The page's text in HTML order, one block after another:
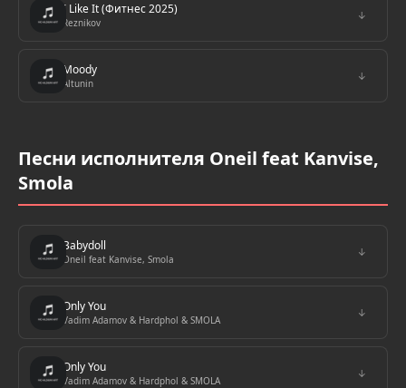
I Like It (Фитнес 2025)
Reznikov
↓
Moody
Altunin
↓
Песни исполнителя Oneil feat Kanvise,
Smola
Babydoll
Oneil feat Kanvise, Smola
↓
Only You
Vadim Adamov & Hardphol & SMOLA
↓
Only You
Vadim Adamov & Hardphol & SMOLA
↓